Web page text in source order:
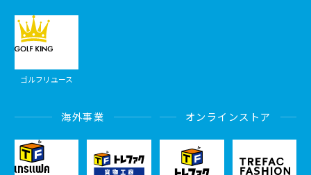
ゴルフリユース
海外事業 オンラインストア